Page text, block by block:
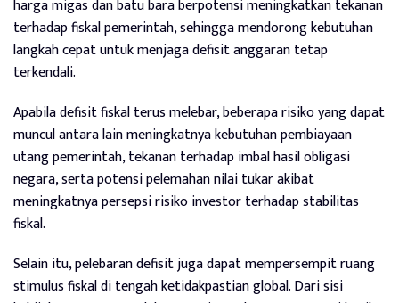
harga migas dan batu bara berpotensi meningkatkan tekanan
terhadap fiskal pemerintah, sehingga mendorong kebutuhan
langkah cepat untuk menjaga defisit anggaran tetap
terkendali.
Apabila defisit fiskal terus melebar, beberapa risiko yang dapat
muncul antara lain meningkatnya kebutuhan pembiayaan
utang pemerintah, tekanan terhadap imbal hasil obligasi
negara, serta potensi pelemahan nilai tukar akibat
meningkatnya persepsi risiko investor terhadap stabilitas
fiskal.
Selain itu, pelebaran defisit juga dapat mempersempit ruang
stimulus fiskal di tengah ketidakpastian global. Dari sisi